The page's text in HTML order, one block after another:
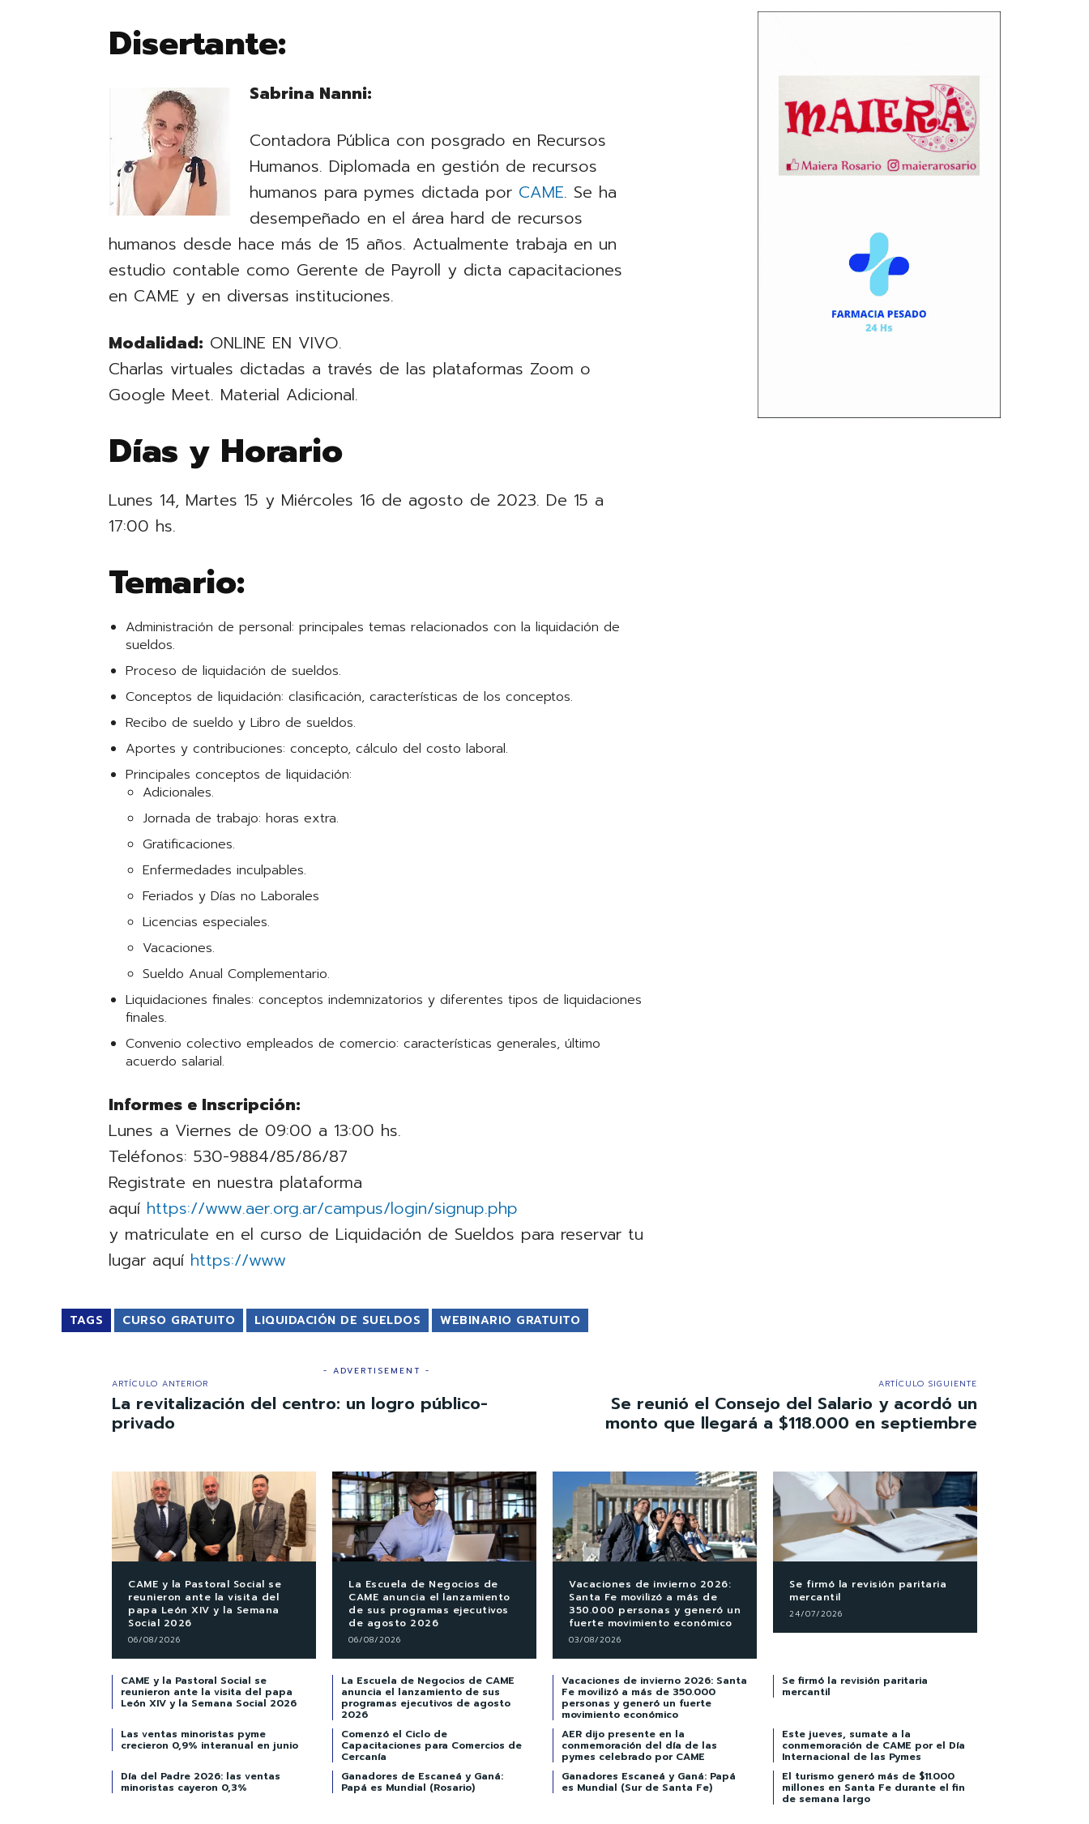
Disertante:
Sabrina Nanni:
Contadora Pública con posgrado en Recursos
Humanos. Diplomada en gestión de recursos
humanos para pymes dictada por CAME. Se ha
desempeñado en el área hard de recursos
humanos desde hace más de 15 años. Actualmente trabaja en un
estudio contable como Gerente de Payroll y dicta capacitaciones
en CAME y en diversas instituciones.
Modalidad: ONLINE EN VIVO.
Charlas virtuales dictadas a través de las plataformas Zoom o
Google Meet. Material Adicional.
Días y Horario
Lunes 14, Martes 15 y Miércoles 16 de agosto de 2023. De 15 a
17:00 hs.
Temario:
Administración de personal: principales temas relacionados con la liquidación de
sueldos.
Proceso de liquidación de sueldos.
Conceptos de liquidación: clasificación, características de los conceptos.
Recibo de sueldo y Libro de sueldos.
Aportes y contribuciones: concepto, cálculo del costo laboral.
Principales conceptos de liquidación:
Adicionales.
Jornada de trabajo: horas extra.
Gratificaciones.
Enfermedades inculpables.
Feriados y Días no Laborales
Licencias especiales.
Vacaciones.
Sueldo Anual Complementario.
Liquidaciones finales: conceptos indemnizatorios y diferentes tipos de liquidaciones
finales.
Convenio colectivo empleados de comercio: características generales, último
acuerdo salarial.
Informes e Inscripción:
Lunes a Viernes de 09:00 a 13:00 hs.
Teléfonos: 530-9884/85/86/87
Registrate en nuestra plataforma
aquí https://www.aer.org.ar/campus/login/signup.php
y matriculate en el curso de Liquidación de Sueldos para reservar tu
lugar aquí https://www
TAGS CURSO GRATUITO LIQUIDACIÓN DE SUELDOS WEBINARIO GRATUITO
- ADVERTISEMENT -
ARTÍCULO ANTERIOR
La revitalización del centro: un logro público-
privado
ARTÍCULO SIGUIENTE
Se reunió el Consejo del Salario y acordó un
monto que llegará a $118.000 en septiembre
CAME y la Pastoral Social se
reunieron ante la visita del
papa León XIV y la Semana
Social 2026
06/08/2026
La Escuela de Negocios de
CAME anuncia el lanzamiento
de sus programas ejecutivos
de agosto 2026
06/08/2026
Vacaciones de invierno 2026:
Santa Fe movilizó a más de
350.000 personas y generó un
fuerte movimiento económico
03/08/2026
Se firmó la revisión paritaria
mercantil
24/07/2026
CAME y la Pastoral Social se
reunieron ante la visita del papa
León XIV y la Semana Social 2026
La Escuela de Negocios de CAME
anuncia el lanzamiento de sus
programas ejecutivos de agosto
2026
Vacaciones de invierno 2026: Santa
Fe movilizó a más de 350.000
personas y generó un fuerte
movimiento económico
Se firmó la revisión paritaria
mercantil
Las ventas minoristas pyme
crecieron 0,9% interanual en junio
Comenzó el Ciclo de
Capacitaciones para Comercios de
Cercanía
AER dijo presente en la
conmemoración del día de las
pymes celebrado por CAME
Este jueves, sumate a la
conmemoración de CAME por el Día
Internacional de las Pymes
Día del Padre 2026: las ventas
minoristas cayeron 0,3%
Ganadores de Escaneá y Ganá:
Papá es Mundial (Rosario)
Ganadores Escaneá y Ganá: Papá
es Mundial (Sur de Santa Fe)
El turismo generó más de $11.000
millones en Santa Fe durante el fin
de semana largo